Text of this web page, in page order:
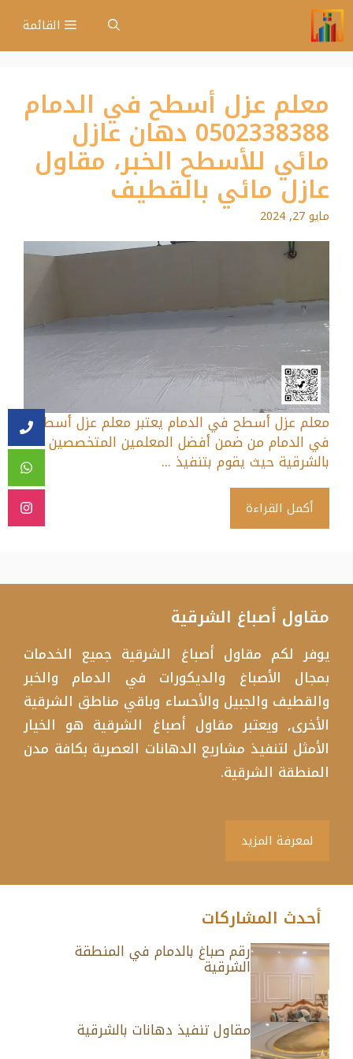
انتقل
إلى
المحتوى
القائمة
معلم عزل أسطح في الدمام
0502338388 دهان عازل
مائي للأسطح الخبر، مقاول
عازل مائي بالقطيف
مايو 27, 2024
معلم عزل أسطح في الدمام يعتبر معلم عزل أسطح
في الدمام من ضمن أفضل المعلمين المتخصصين
بالشرقية حيث يقوم بتنفيذ ...
أكمل القراءة
مقاول أصباغ الشرقية
يوفر لكم مقاول أصباغ الشرقية جميع الخدمات
بمجال الأصباغ والديكورات في الدمام والخبر
والقطيف والجبيل والأحساء وباقي مناطق الشرقية
الأخرى, ويعتبر مقاول أصباغ الشرقية هو الخيار
الأمثل لتنفيذ مشاريع الدهانات العصرية بكافة مدن
المنطقة الشرقية.
لمعرفة المزيد
أحدث المشاركات
رقم صباغ بالدمام في المنطقة
الشرقية
مقاول تنفيذ دهانات بالشرقية